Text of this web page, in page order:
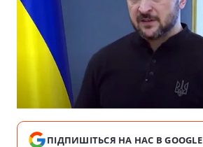
ПІДПИШІТЬСЯ НА НАС В GOOGLE